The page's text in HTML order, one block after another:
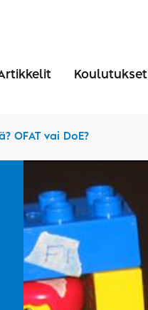
Koulutukset
OFAT vai DoE?